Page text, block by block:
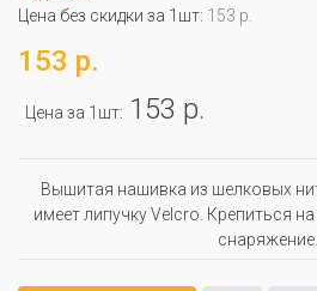
Цена без скидки за 1шт: 153 р.
153 р.
Цена за 1шт: 153 р.
Вышитая нашивка из шелковых
имеет липучку Velcro. Крепиться
снаряжение.